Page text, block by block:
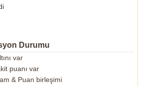
Durumu
var
puanı var
& Puan birleşimi